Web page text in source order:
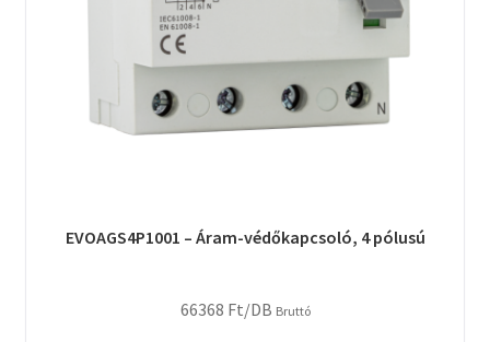
EVOAGS4P1001 – Áram-védőkapcsoló, 4 pólusú
66368 Ft/DB Bruttó